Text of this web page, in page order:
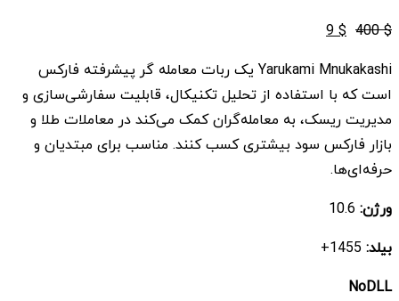
$
400
قیمت
$ 400
بود.
$
9 قیمت
$ 9
است.
Yarukami Mnukakashi یک ربات معامله گر پیشرفته فارکس
است که با استفاده از تحلیل تکنیکال، قابلیت سفارشی‌سازی و
مدیریت ریسک، به معامله‌گران کمک می‌کند در معاملات طلا و
بازار فارکس سود بیشتری کسب کنند. مناسب برای مبتدیان و
حرفه‌ای‌ها.
ورژن:
بیلد:
NoDLL